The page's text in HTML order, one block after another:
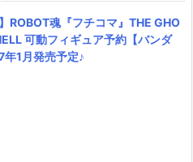
ROBOT魂『フチコマ』THE GHO
可動フィギュア予約【バンダ
1月発売予定♪